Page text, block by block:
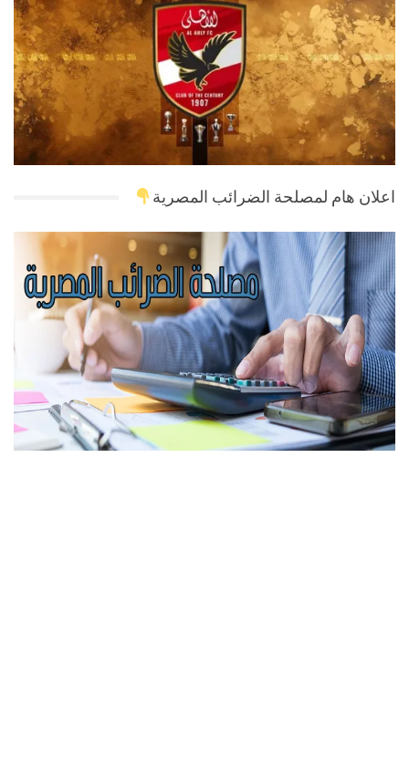
اعلان هام لمصلحة الضرائب المصرية